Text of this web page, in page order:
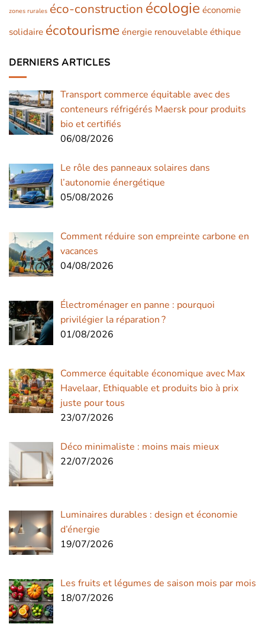
zones rurales éco-construction écologie économie
solidaire écotourisme énergie renouvelable éthique
DERNIERS ARTICLES
Transport commerce équitable avec des
conteneurs réfrigérés Maersk pour produits
bio et certifiés
06/08/2026
Le rôle des panneaux solaires dans
l’autonomie énergétique
05/08/2026
Comment réduire son empreinte carbone en
vacances
04/08/2026
Électroménager en panne : pourquoi
privilégier la réparation ?
01/08/2026
Commerce équitable économique avec Max
Havelaar, Ethiquable et produits bio à prix
juste pour tous
23/07/2026
Déco minimaliste : moins mais mieux
22/07/2026
Luminaires durables : design et économie
d’énergie
19/07/2026
Les fruits et légumes de saison mois par mois
18/07/2026